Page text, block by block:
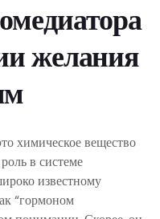
желания
химическое вещество
в системе
известному
“гормоном